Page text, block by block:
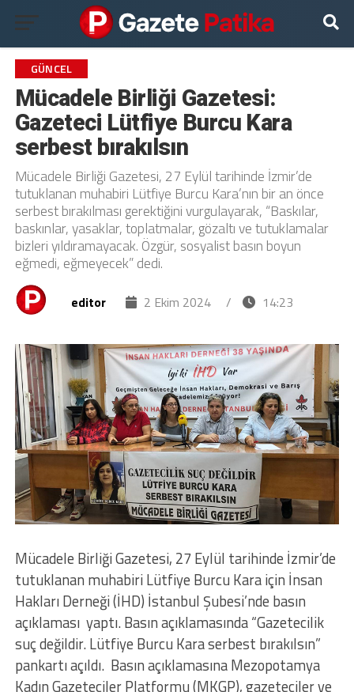
GÜNCEL
Mücadele Birliği Gazetesi:
Gazeteci Lütfiye Burcu Kara
serbest bırakılsın
Mücadele Birliği Gazetesi, 27 Eylül tarihinde İzmir’de
tutuklanan muhabiri Lütfiye Burcu Kara’nın bir an önce
serbest bırakılması gerektiğini vurgulayarak, “Baskılar,
baskınlar, yasaklar, toplatmalar, gözaltı ve tutuklamalar
bizleri yıldıramayacak. Özgür, sosyalist basın boyun
eğmedi, eğmeyecek” dedi.
editor 2 Ekim 2024 / 14:23
Mücadele Birliği Gazetesi, 27 Eylül tarihinde İzmir’de
tutuklanan muhabiri Lütfiye Burcu Kara için İnsan
Hakları Derneği (İHD) İstanbul Şubesi’nde basın
açıklaması yaptı. Basın açıklamasında “Gazetecilik
suç değildir. Lütfiye Burcu Kara serbest bırakılsın”
pankartı açıldı. Basın açıklamasına Mezopotamya
Kadın Gazeteciler Platformu (MKGP), gazeteciler ve